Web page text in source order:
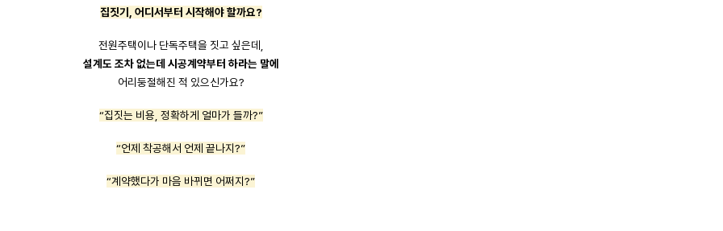
집짓기, 어디서부터 시작해야 할까요?
전원주택이나 단독주택을 짓고 싶은데,
설계도 조차 없는데 시공계약부터 하라는 말에
어리둥절해진 적 있으신가요?
“집짓는 비용, 정확하게 얼마가 들까?”
“언제 착공해서 언제 끝나지?”
“계약했다가 마음 바뀌면 어쩌지?”